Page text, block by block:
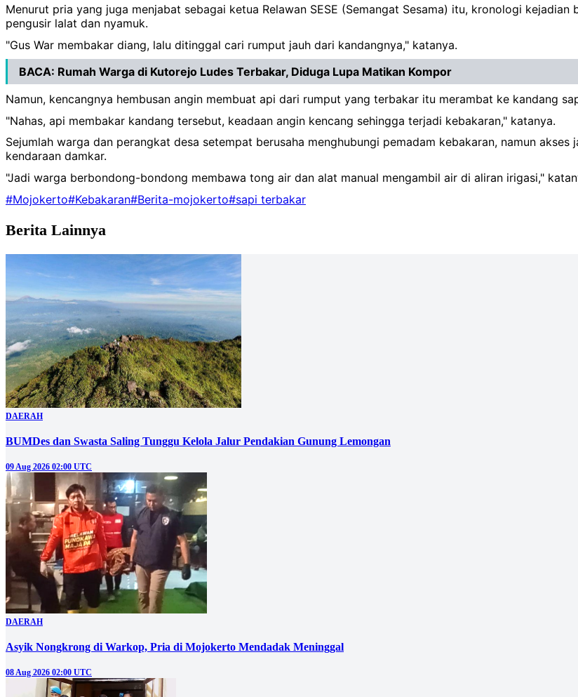
Menurut pria yang juga menjabat sebagai ketua Relawan SESE (Semangat Sesama) itu, kronologi
pengusir lalat dan nyamuk.
"Gus War membakar diang, lalu ditinggal cari rumput jauh dari kandangnya," katanya.
BACA: Rumah Warga di Kutorejo Ludes Terbakar, Diduga Lupa Matikan Kompor
Namun, kencangnya hembusan angin membuat api dari rumput yang terbakar itu merambat ke kandang
"Nahas, api membakar kandang tersebut, keadaan angin kencang sehingga terjadi kebakaran," katanya.
Sejumlah warga dan perangkat desa setempat berusaha menghubungi pemadam kebakaran, namun
kendaraan damkar.
"Jadi warga berbondong-bondong membawa tong air dan alat manual mengambil air di aliran irigasi,"
#Mojokerto#Kebakaran#Berita-mojokerto#sapi terbakar
Berita Lainnya
DAERAH
BUMDes dan Swasta Saling Tunggu Kelola Jalur Pendakian Gunung Lemongan
09 Aug 2026 02:00 UTC
DAERAH
Asyik Nongkrong di Warkop, Pria di Mojokerto Mendadak Meninggal
08 Aug 2026 02:00 UTC